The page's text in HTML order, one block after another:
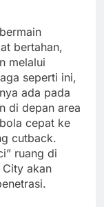
bertahan,
melalui
seperti ini,
ada pada
di depan area
cepat ke
cutback.
ruang di
akan